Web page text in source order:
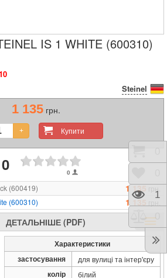
IS 1 WHITE (600310)
Steinel
1 135грн.
Купити
+
0 0
(600419) 1 135
(600310)
1 135
ДЕТАЛЬНІШЕ (PDF)
Характеристики
застосування
для вулиці та інтер'єру
колір білий
0
1
0